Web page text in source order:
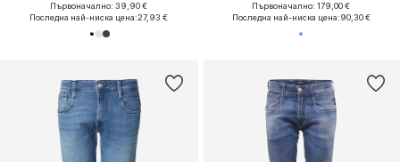
Първоначално: 39,90 €
Последна най-ниска цена:27,93 €
Първоначално: 179,00 €
Последна най-ниска цена:90,30 €